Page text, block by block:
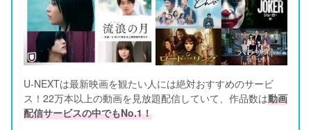
U-NEXTは最新映画を観たい人には絶対おすすめのサービ
ス！22万本以上の動画を見放題配信していて、作品数は動画
配信サービスの中でもNo.1！